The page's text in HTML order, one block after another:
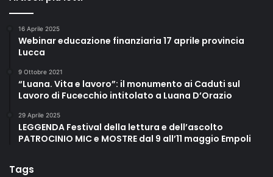
16 Aprile 2025
Webinar educazione finanziaria 17 aprile provincia
Lucca
9 Ottobre 2021
“Luana. Vita e lavoro”: il monumento ai Caduti sul
Lavoro di Fucecchio intitolato a Luana D’Orazio
29 Aprile 2025
LEGGENDA Festival della lettura e dell’ascolto
PATROCINIO MIC e MOSTRE dal 9 all’11 maggio Empoli
Tags